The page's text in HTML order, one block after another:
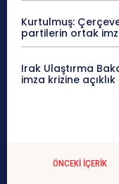
Kurtulmuş:
partilerin ortak
Irak Ulaştırma
imza krizine
ÖNCEKI İÇERIK